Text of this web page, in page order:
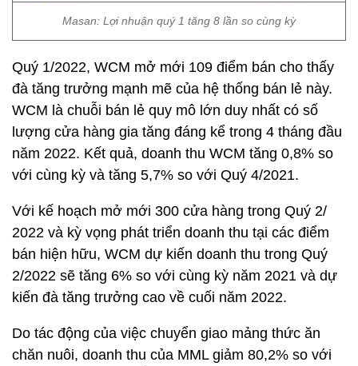
Masan: Lợi nhuận quý 1 tăng 8 lần so cùng kỳ
Quý 1/2022, WCM mở mới 109 điểm bán cho thấy
đà tăng trưởng mạnh mẽ của hệ thống bán lẻ này.
WCM là chuỗi bán lẻ quy mô lớn duy nhất có số
lượng cửa hàng gia tăng đáng kể trong 4 tháng đầu
năm 2022. Kết quả, doanh thu WCM tăng 0,8% so
với cùng kỳ và tăng 5,7% so với Quý 4/2021.
Với kế hoạch mở mới 300 cửa hàng trong Quý 2/
2022 và kỳ vọng phát triển doanh thu tại các điểm
bán hiện hữu, WCM dự kiến doanh thu trong Quý
2/2022 sẽ tăng 6% so với cùng kỳ năm 2021 và dự
kiến đà tăng trưởng cao về cuối năm 2022.
Do tác động của việc chuyển giao mảng thức ăn
chăn nuôi, doanh thu của MML giảm 80,2% so với